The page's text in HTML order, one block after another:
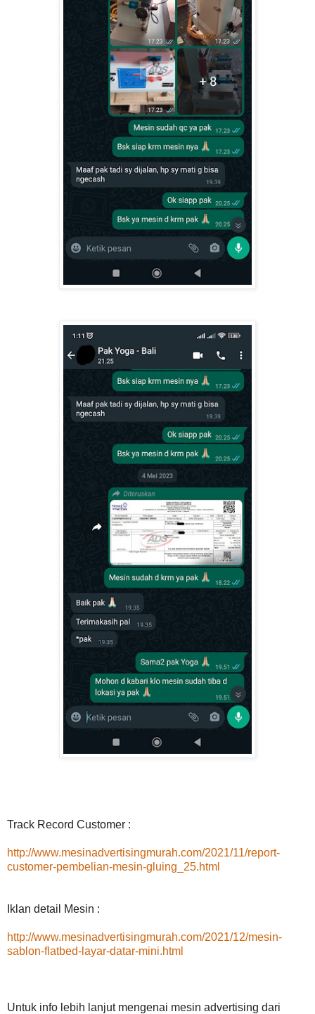
Track Record Customer :
http://www.mesinadvertisingmurah.com/2021/11/report-
customer-pembelian-mesin-gluing_25.html
Iklan detail Mesin :
http://www.mesinadvertisingmurah.com/2021/12/mesin-
sablon-flatbed-layar-datar-mini.html
Untuk info lebih lanjut mengenai mesin advertising dari